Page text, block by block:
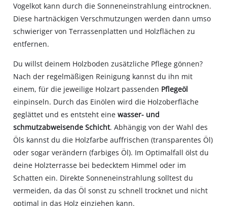
Vogelkot kann durch die Sonneneinstrahlung eintrocknen.
Diese hartnäckigen Verschmutzungen werden dann umso
schwieriger von Terrassenplatten und Holzflächen zu
entfernen.
Du willst deinem Holzboden zusätzliche Pflege gönnen?
Nach der regelmäßigen Reinigung kannst du ihn mit
einem, für die jeweilige Holzart passenden Pflegeöl
einpinseln. Durch das Einölen wird die Holzoberfläche
geglättet und es entsteht einewasser- und
schmutzabweisende Schicht. Abhängig von der Wahl des
Öls kannst du die Holzfarbe auffrischen (transparentes Öl)
oder sogar verändern (farbiges Öl). Im Optimalfall ölst du
deine Holzterrasse bei bedecktem Himmel oder im
Schatten ein. Direkte Sonneneinstrahlung solltest du
vermeiden, da das Öl sonst zu schnell trocknet und nicht
optimal in das Holz einziehen kann.